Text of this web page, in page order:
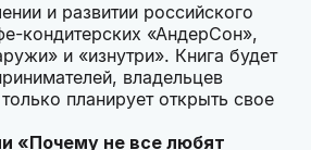
и развитии российского
кондитерских «АндерСон»,
и «изнутри». Книга будет
владельцев
планирует открыть свое
«Почему не все любят